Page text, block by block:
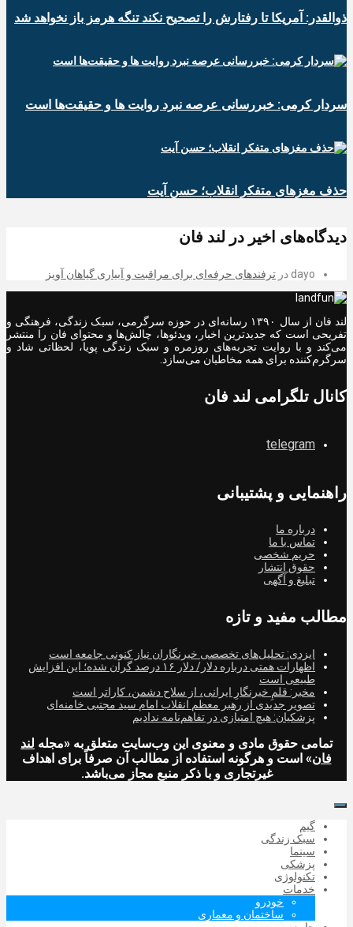
ذوالقدر: آمریکا تا رفتارش را تصحیح نکند تنگه هرمز باز نخواهد شد
سردار کرمی: خبررسانی عرصه نبرد روایت ها و حقیقت‌ها است
حذف مغزهای متفکر انقلاب؛ حسن آیت
دیدگاه‌های اخیر در لند فان
dayo در ترفندهای حرفه‌ای برای مراقبت و آبیاری گیاهان آویز
لند فان از سال ۱۳۹۰ رسانه‌ای در حوزه سرگرمی، سبک زندگی، فرهنگی و
تفریحی است که جدیدترین اخبار، ویدئوها، چالش‌ها و محتوای فان را منتشر
می‌کند و با روایت تجربه‌های روزمره و سبک زندگی پویا، لحظاتی شاد و
سرگرم‌کننده برای همه مخاطبان می‌سازد.
کانال تلگرامی لند فان
telegram
راهنمایی و پشتیبانی
درباره ما
تماس با ما
حریم شخصی
حقوق انتشار
تبلیغ و آگهی
مطالب مفید و تازه
ایزدی: تحلیل‌های تخصصی خبرنگاران نیاز کنونی جامعه است
اظهارات همتی درباره دلار/ دلار ۱۶ درصد گران شده؛ این افزایش
طبیعی است
مخبر: قلمِ خبرنگارِ ایرانی، از سلاح دشمن، کاراتر است
تصویر جدیدی از رهبر معظم انقلاب امام سید مجتبی خامنه‌ای
پزشکیان: هیچ امتیازی در تفاهم‌نامه ندادیم
تمامی حقوق مادی و معنوی این وب‌سایت متعلق به «مجله لند
فان» است و هرگونه استفاده از مطالب آن صرفاً برای اهداف
غیرتجاری و با ذکر منبع مجاز می‌باشد.
گیم
سبک زندگی
سینما
پزشکی
تکنولوژی
خدمات
خودرو
ساختمان و معماری